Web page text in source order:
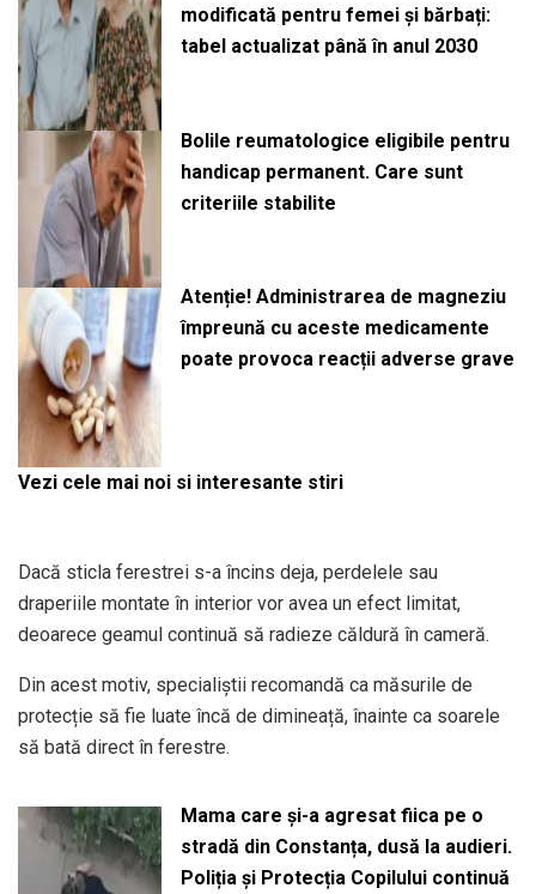
modificată pentru femei și bărbați:
tabel actualizat până în anul 2030
Bolile reumatologice eligibile pentru
handicap permanent. Care sunt
criteriile stabilite
Atenție! Administrarea de magneziu
împreună cu aceste medicamente
poate provoca reacții adverse grave
Vezi cele mai noi si interesante stiri
Dacă sticla ferestrei s-a încins deja, perdelele sau
draperiile montate în interior vor avea un efect limitat,
deoarece geamul continuă să radieze căldură în cameră.
Din acest motiv, specialiștii recomandă ca măsurile de
protecție să fie luate încă de dimineață, înainte ca soarele
să bată direct în ferestre.
Mama care și-a agresat fiica pe o
stradă din Constanța, dusă la audieri.
Poliția și Protecția Copilului continuă